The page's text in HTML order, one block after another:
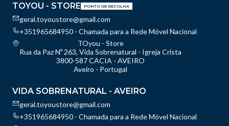
TOYOU - STORE PONTO DE RECOLHA
geral.toyoustore@gmail.com
+351965684950 - Chamada para a Rede Móvel Nacional
TOyou - Store
Rua da Paz Nº 263, Vida Sobrenatural - Igreja Crista
3800-587 CACIA - AVEIRO
Aveiro - Portugal
VIDA SOBRENATURAL - AVEIRO
geral.toyoustore@gmail.com
+351965684950 - Chamada para a Rede Móvel Nacional